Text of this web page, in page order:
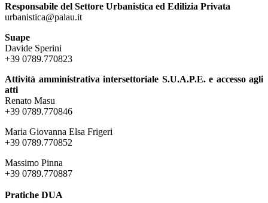
Responsabile del Settore Urbanistica ed Edilizia Privata
urbanistica@palau.it
Suape
Davide Sperini
+39 0789.770823
Attività amministrativa intersettoriale S.U.A.P.E. e accesso agli
atti
Renato Masu
+39 0789.770846
Maria Giovanna Elsa Frigeri
+39 0789.770852
Massimo Pinna
+39 0789.770887
Pratiche DUA